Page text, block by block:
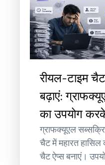
रीयल-टाइम
बढ़ाएं:
का उपयोग
ग्राफक्यूएल
चैट में महारत
चैट ऐप्स बनाएं।